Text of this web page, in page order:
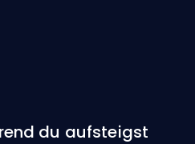
du aufsteigst